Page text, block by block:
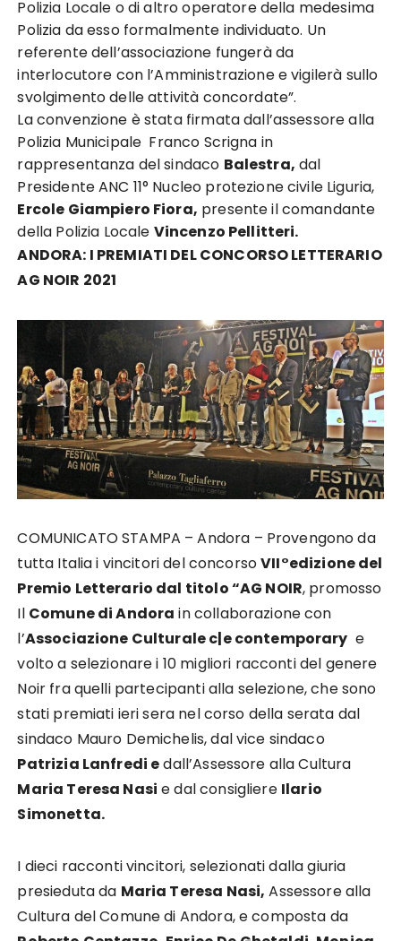
Polizia Locale o di altro operatore della medesima
Polizia da esso formalmente individuato. Un
referente dell’associazione fungerà da
interlocutore con l’Amministrazione e vigilerà sullo
svolgimento delle attività concordate”.
La convenzione è stata firmata dall’assessore alla
Polizia Municipale Franco Scrigna in
rappresentanza del sindaco Balestra, dal
Presidente ANC 11° Nucleo protezione civile Liguria,
Ercole Giampiero Fiora, presente il comandante
della Polizia Locale Vincenzo Pellitteri.
ANDORA: I PREMIATI DEL CONCORSO LETTERARIO
AG NOIR 2021
COMUNICATO STAMPA – Andora – Provengono da
tutta Italia i vincitori del concorsoVII°edizione del
Premio Letterario dal titolo “AG NOIR, promosso
Il Comune di Andora in collaborazione con
l’Associazione Culturale c|e contemporary e
volto a selezionare i 10 migliori racconti del genere
Noir fra quelli partecipanti alla selezione, che sono
stati premiati ieri sera nel corso della serata dal
sindaco Mauro Demichelis, dal vice sindaco
Patrizia Lanfredi edall’Assessore alla Cultura
Maria Teresa Nasi e dal consigliere Ilario
Simonetta.
I dieci racconti vincitori, selezionati dalla giuria
presieduta da Maria Teresa Nasi, Assessore alla
Cultura del Comune di Andora, e composta da